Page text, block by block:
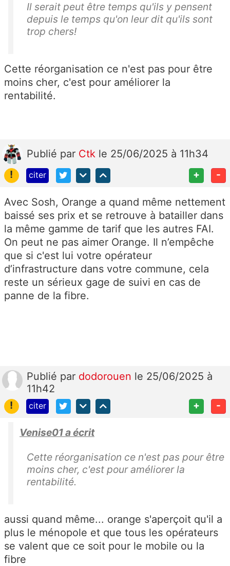
Il serait peut être temps qu'ils y pensent
depuis le temps qu'on leur dit qu'ils sont
trop chers!
Cette réorganisation ce n'est pas pour être
moins cher, c'est pour améliorer la
rentabilité.
Publié par Ctk le 25/06/2025 à 11h34
!
citer + -
Avec Sosh, Orange a quand même nettement
baissé ses prix et se retrouve à batailler dans
la même gamme de tarif que les autres FAI.
On peut ne pas aimer Orange. Il n’empêche
que si c'est lui votre opérateur
d’infrastructure dans votre commune, cela
reste un sérieux gage de suivi en cas de
panne de la fibre.
Publié par dodorouen le 25/06/2025 à
11h42
!
citer + -
Venise01 a écrit
Cette réorganisation ce n'est pas pour être
moins cher, c'est pour améliorer la
rentabilité.
aussi quand même... orange s'aperçoit qu'il a
plus le ménopole et que tous les opérateurs
se valent que ce soit pour le mobile ou la
fibre